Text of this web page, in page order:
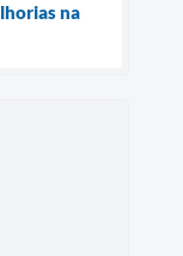
na